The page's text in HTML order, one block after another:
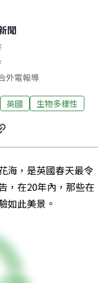
聞
外電報導
英國 生物多樣性
海，是英國春天最令
，在20年內，那些在
如此美景。